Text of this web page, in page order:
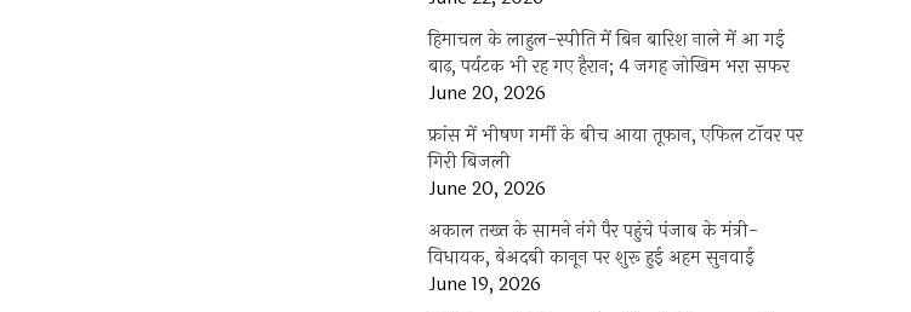
हिमाचल के लाहुल-स्पीति में बिन बारिश नाले में आ गई
बाढ़, पर्यटक भी रह गए हैरान; 4 जगह जोखिम भरा सफर
June 20, 2026
फ्रांस में भीषण गर्मी के बीच आया तूफान, एफिल टॉवर पर
गिरी बिजली
June 20, 2026
अकाल तख्त के सामने नंगे पैर पहुंचे पंजाब के मंत्री-
विधायक, बेअदबी कानून पर शुरू हुई अहम सुनवाई
June 19, 2026